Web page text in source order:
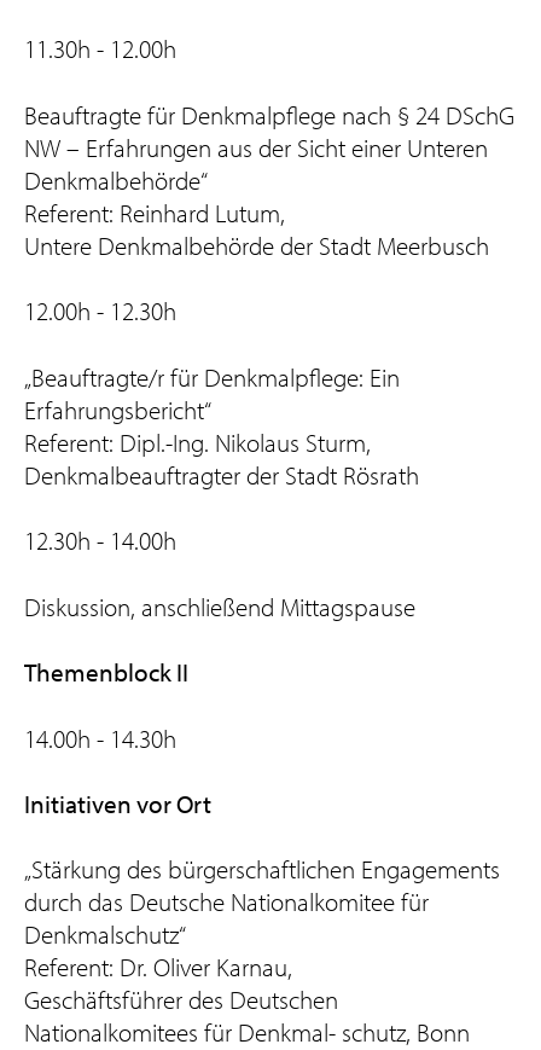
11.30h - 12.00h
Beauftragte für Denkmalpflege nach § 24 DSchG
NW – Erfahrungen aus der Sicht einer Unteren
Denkmalbehörde“
Referent: Reinhard Lutum,
Untere Denkmalbehörde der Stadt Meerbusch
12.00h - 12.30h
„Beauftragte/r für Denkmalpflege: Ein
Erfahrungsbericht“
Referent: Dipl.-Ing. Nikolaus Sturm,
Denkmalbeauftragter der Stadt Rösrath
12.30h - 14.00h
Diskussion, anschließend Mittagspause
Themenblock II
14.00h - 14.30h
Initiativen vor Ort
„Stärkung des bürgerschaftlichen Engagements
durch das Deutsche Nationalkomitee für
Denkmalschutz“
Referent: Dr. Oliver Karnau,
Geschäftsführer des Deutschen
Nationalkomitees für Denkmal- schutz, Bonn